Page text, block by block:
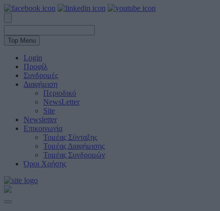
Top Menu
Login
Προφίλ
Συνδρομές
Διαφήμιση
Περιοδικό
NewsLetter
Site
Newsletter
Επικοινωνία
Τομέας Σύνταξης
Τομέας Διαφήμισης
Τομέας Συνδρομών
Όροι Χρήσης